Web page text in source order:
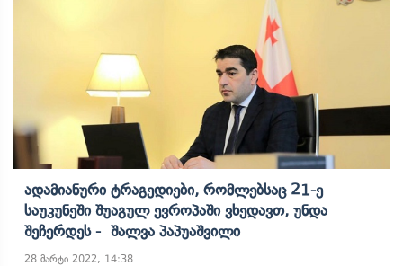
Ადამიანური Ტრაგედიები, Რომლებსაც 21-Ე
Საუკუნეში Შუაგულ Ევროპაში Ვხედავთ, Უნდა
Შეჩერდეს - Შალვა Პაპუაშვილი
28 მარტი 2022, 14:38